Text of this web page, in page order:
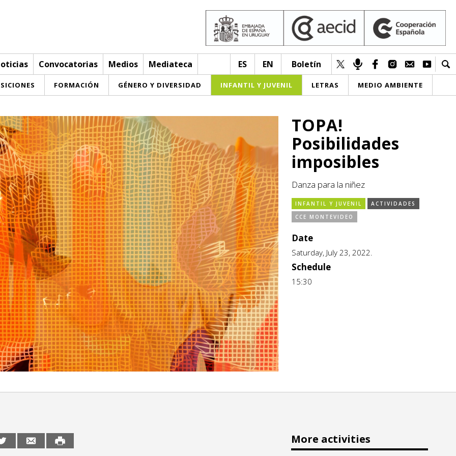
Convocatorias Medios Mediateca ES EN Boletín
FORMACIÓN GÉNERO Y DIVERSIDAD INFANTIL Y JUVENIL LETRAS MEDIO AMBIENTE
TOPA!
Posibilidades
imposibles
Danza para la niñez
INFANTIL Y JUVENIL
ACTIVIDADES
CCE MONTEVIDEO
Date
Saturday, July 23, 2022.
Schedule
15:30
More activities